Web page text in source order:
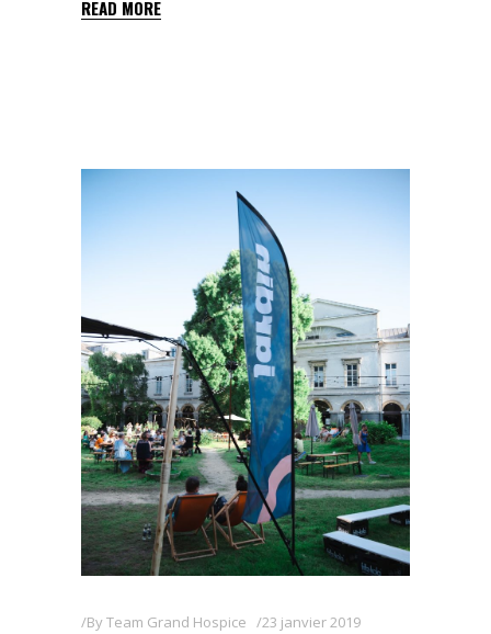
READ MORE
ByTeam Grand Hospice 23 janvier 2019